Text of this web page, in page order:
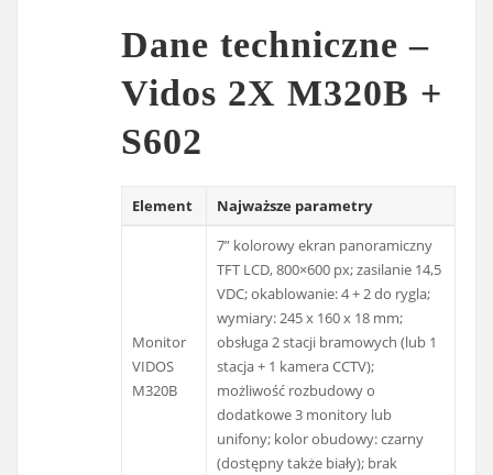
Dane techniczne –
Vidos 2X M320B +
S602
Element Najważsze parametry
Monitor
VIDOS
M320B
7” kolorowy ekran panoramiczny
TFT LCD, 800×600 px; zasilanie 14,5
VDC; okablowanie: 4 + 2 do rygla;
wymiary: 245 x 160 x 18 mm;
obsługa 2 stacji bramowych (lub 1
stacja + 1 kamera CCTV);
możliwość rozbudowy o
dodatkowe 3 monitory lub
unifony; kolor obudowy: czarny
(dostępny także biały); brak